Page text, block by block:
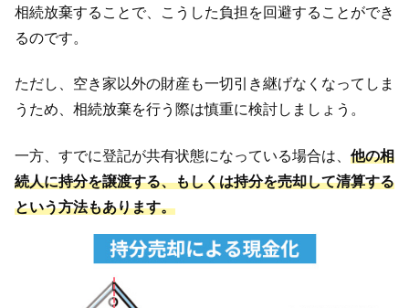
相続放棄することで、こうした負担を回避することができ
るのです。
ただし、空き家以外の財産も一切引き継げなくなってしま
うため、相続放棄を行う際は慎重に検討しましょう。
一方、すでに登記が共有状態になっている場合は、 他の相
続人に持分を譲渡する、もしくは持分を売却して清算する
という方法もあります。